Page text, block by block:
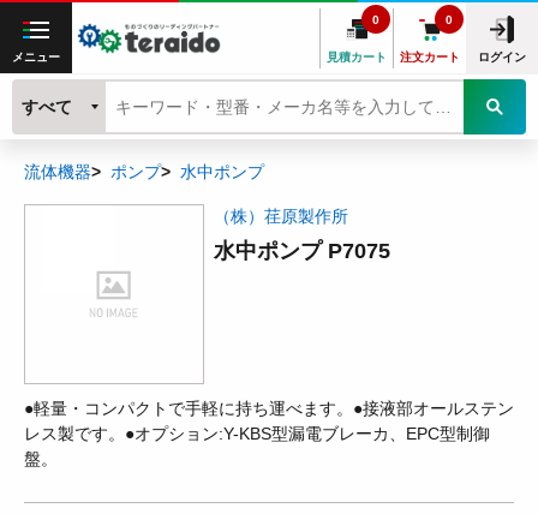
メニュー 見積カート
0
注文カート
0
ログイン
すべて
流体機器 ポンプ 水中ポンプ
（株）荏原製作所
水中ポンプ P7075
●軽量・コンパクトで手軽に持ち運べます。●接液部オールステン
レス製です。●オプション:Y-KBS型漏電ブレーカ、EPC型制御
盤。